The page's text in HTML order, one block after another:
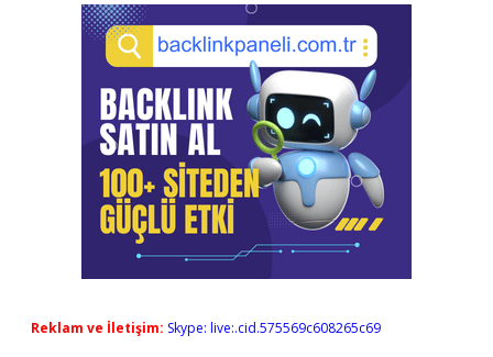
Reklam ve İletişim: Skype: live:.cid.575569c608265c69